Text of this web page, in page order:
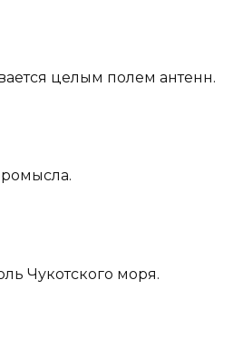
целым полем антенн.
Чукотского моря.